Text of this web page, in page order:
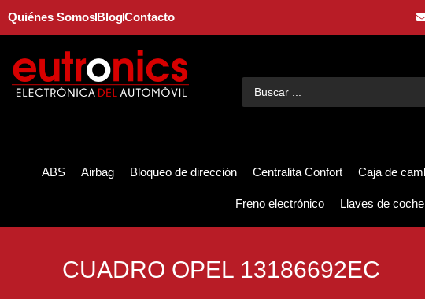
Quiénes SomosBlogContacto
ABS Airbag Bloqueo de dirección Centralita Confort Caja de
Freno electrónico Llaves de coche
CUADRO OPEL 13186692EC